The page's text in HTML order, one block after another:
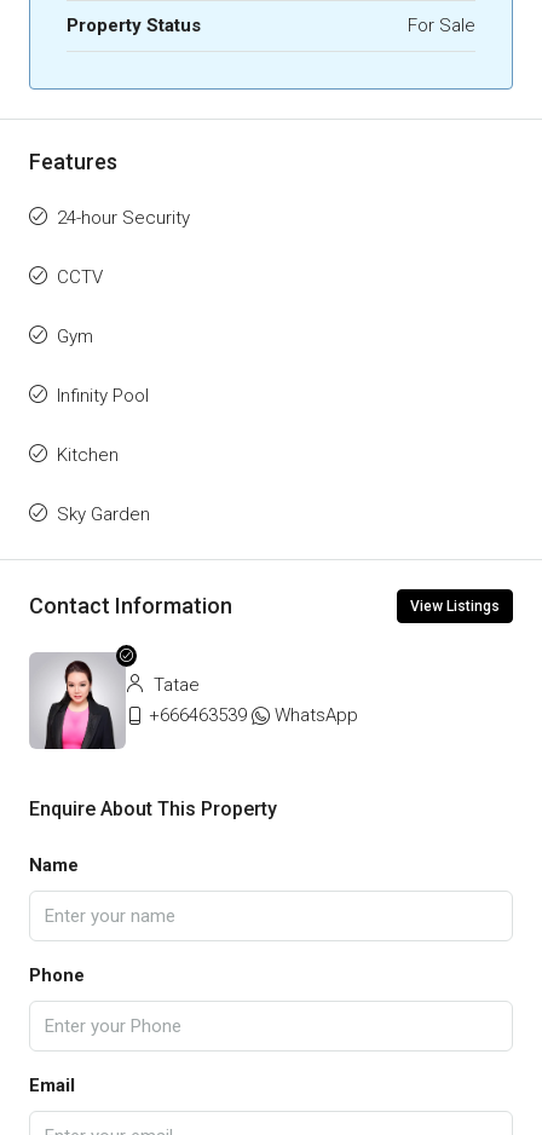
Property Status For Sale
Features
24-hour Security
CCTV
Gym
Infinity Pool
Kitchen
Sky Garden
Contact Information View Listings
Tatae
+666463539
WhatsApp
Enquire About This Property
Name
Phone
Email